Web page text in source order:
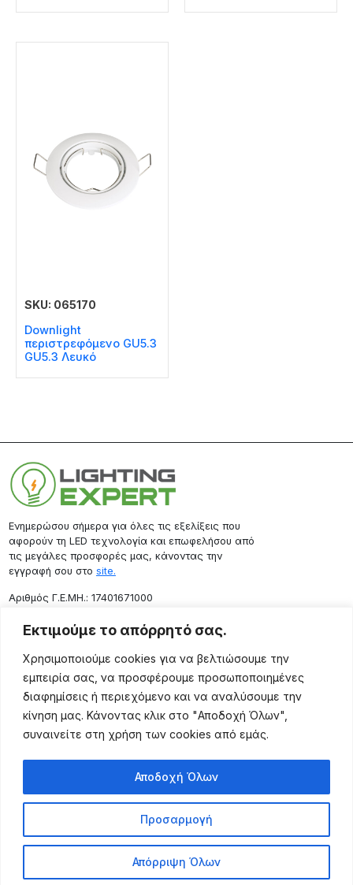
Εκτιμούμε το απόρρητό σας.
Χρησιμοποιούμε cookies για να βελτιώσουμε την
εμπειρία σας, να προσφέρουμε προσωποποιημένες
διαφημίσεις ή περιεχόμενο και να αναλύσουμε την
κίνηση μας. Κάνοντας κλικ στο "Αποδοχή Όλων",
συναινείτε στη χρήση των cookies από εμάς.
Προσαρμογή
Απόρριψη Όλων
Αποδοχή Όλων
SKU: 065170
Downlight
περιστρεφόμενο GU5.3
GU5.3 Λευκό
Ενημερώσου σήμερα για όλες τις εξελίξεις που
αφορούν τη LED τεχνολογία και επωφελήσου από
τις μεγάλες προσφορές μας, κάνοντας την
εγγραφή σου στο site.
Aριθμός Γ.Ε.ΜΗ.: 17401671000
Επικοινωνία
Ρόδου 133, Αθήνα 10443
(+30) 211 725 5427
sales@lightingexpert.gr
Χρήσιμες Σελίδες
Προϊόντα
Τρόποι Αποστολής